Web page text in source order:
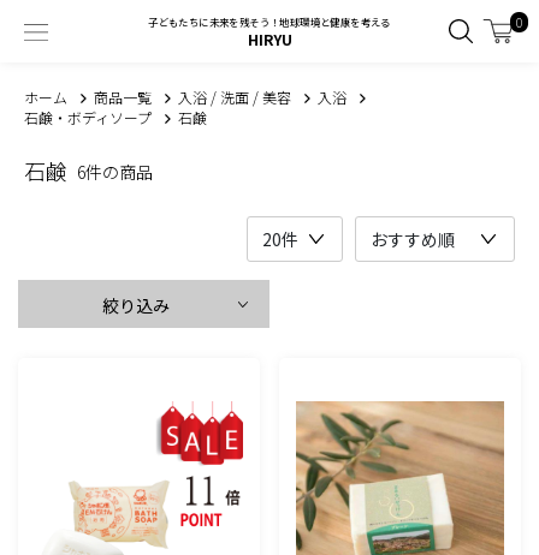
子どもたちに未来を残そう！地球環境と健康を考える
HIRYU
0
ホーム 商品一覧 入浴 / 洗面 / 美容
入浴
石鹸・ボディソープ
石鹸
石鹸 6件の商品
絞り込み